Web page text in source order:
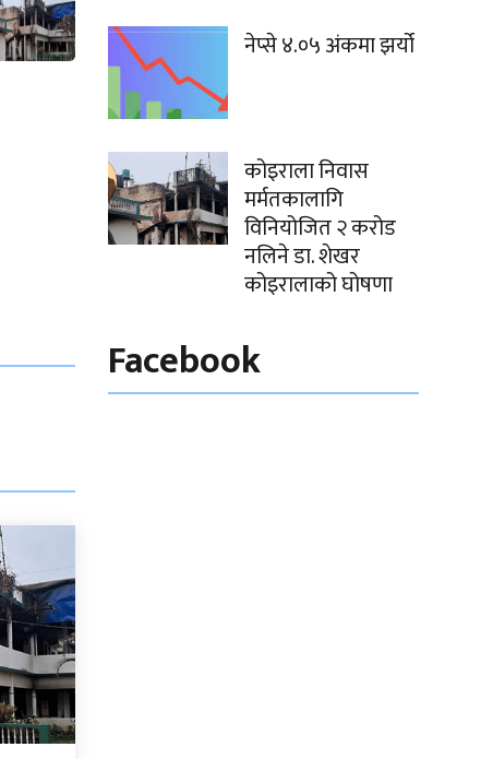
नेप्से ४.०५ अंकमा झर्यो
कोइराला निवास
मर्मतकालागि
विनियोजित २ करोड
नलिने डा. शेखर
कोइरालाको घोषणा
Facebook